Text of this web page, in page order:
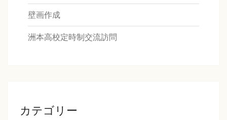
壁画作成
洲本高校定時制交流訪問
カテゴリー